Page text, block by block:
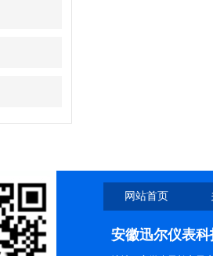
网站首页
安徽迅尔仪表科